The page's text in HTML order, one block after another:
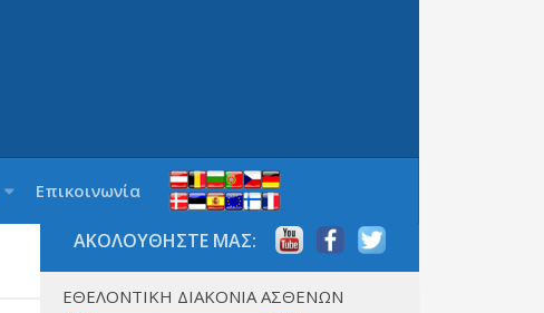
Επικοινωνία
ΑΚΟΛΟΥΘΗΣΤΕ ΜΑΣ:
ΕΘΕΛΟΝΤΙΚΗ ΔΙΑΚΟΝΙΑ ΑΣΘΕΝΩΝ